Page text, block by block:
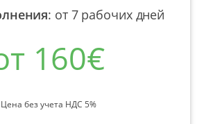
: от 7 рабочих дней
160€
Цена без учета НДС 5%